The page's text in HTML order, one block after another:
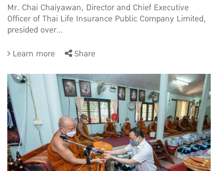
Mr. Chai Chaiyawan, Director and Chief Executive
Officer of Thai Life Insurance Public Company Limited,
presided over...
Learn more
Share